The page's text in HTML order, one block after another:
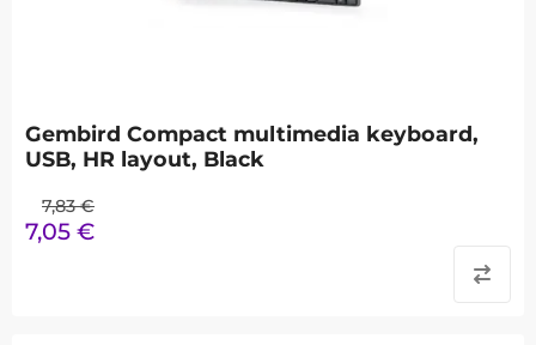
Gembird Compact multimedia keyboard,
USB, HR layout, Black
7,83 €
7,05 €